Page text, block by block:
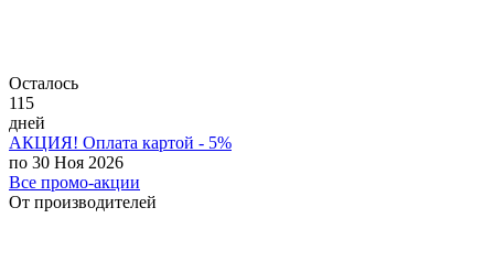
Осталось
115
дней
АКЦИЯ! Оплата картой - 5%
по 30 Ноя 2026
Все промо-акции
От производителей